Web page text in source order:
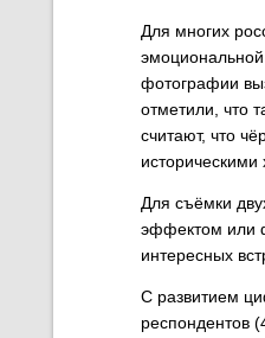
Для многих
фотографии
отметили, что
считают, что
Для съёмки
эффектом или
интересных
С развитием
респондентов